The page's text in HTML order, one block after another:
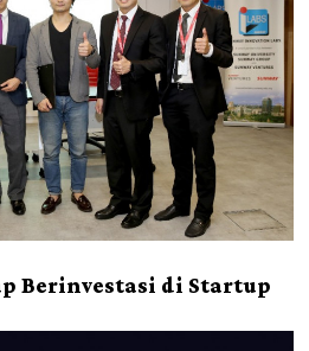
Berinvestasi di Startup